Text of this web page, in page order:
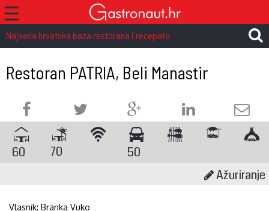
☰
Najveća hrvatska baza restorana i recepata
Restoran PATRIA, Beli Manastir
60 70
50
Ažuriranje
Vlasnik:Branka Vuko